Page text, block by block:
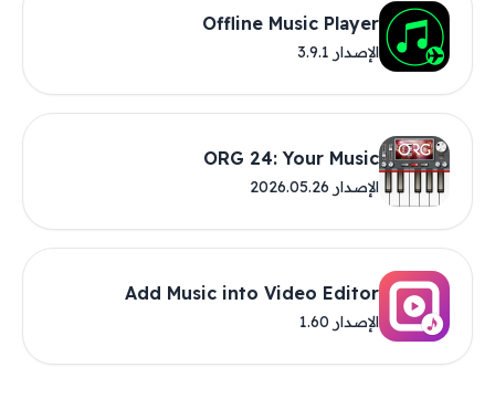
Offline Music Player
الإصدار 3.9.1
ORG 24: Your Music
الإصدار 2026.05.26
Add Music into Video Editor
الإصدار 1.60